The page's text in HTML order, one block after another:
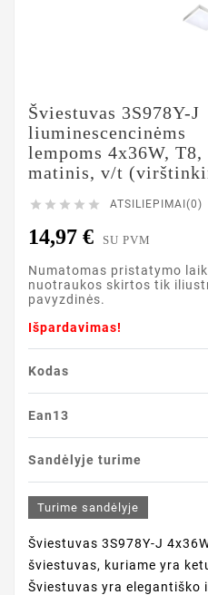
Šviestuvas 3S978Y-J
liuminescencinėms
lempoms 4x36W, T8,
matinis, v/t
     ATSILIEPIMAI(0)
14,97 € SU PVM
Numatomas pristatymo
nuotraukos skirtos tik
pavyzdinės.
Išpardavimas!
Kodas
Ean13
Sandėlyje turime
Turime sandėlyje
Šviestuvas 3S978Y-J
šviestuvas, kuriame yra
Šviestuvas yra elegantiško